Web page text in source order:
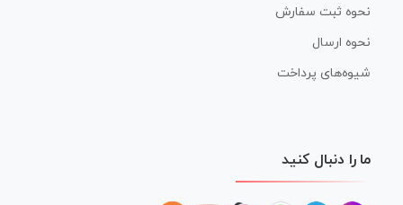
نحوه ثبت سفارش
نحوه ارسال
شیوه‌های پرداخت
ما را دنبال کنید